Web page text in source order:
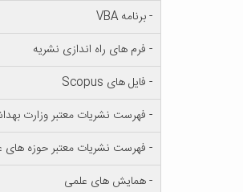
- برنامه VBA
- فرم های راه اندازی نشریه
- فایل های Scopus
- فهرست نشریات معتبر وزارت
- فهرست نشریات معتبر حوزه های
- همایش های علمی